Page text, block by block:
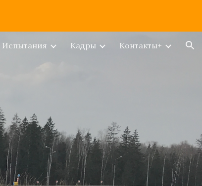
Испытания Кадры Контакты+